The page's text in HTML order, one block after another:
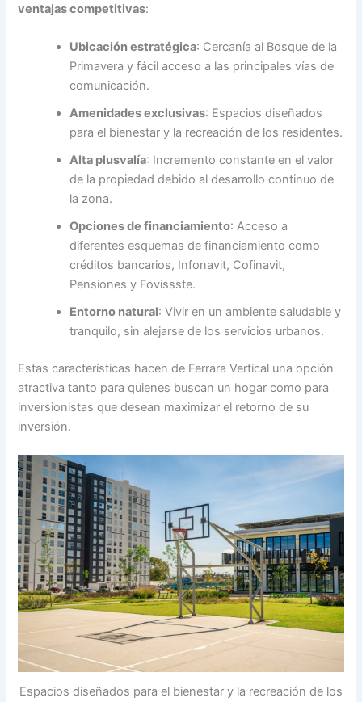
ventajas competitivas:
Ubicación estratégica: Cercanía al Bosque de la
Primavera y fácil acceso a las principales vías de
comunicación.
Amenidades exclusivas: Espacios diseñados
para el bienestar y la recreación de los residentes.
Alta plusvalía: Incremento constante en el valor
de la propiedad debido al desarrollo continuo de
la zona.
Opciones de financiamiento: Acceso a
diferentes esquemas de financiamiento como
créditos bancarios, Infonavit, Cofinavit,
Pensiones y Fovissste.
Entorno natural: Vivir en un ambiente saludable y
tranquilo, sin alejarse de los servicios urbanos.
Estas características hacen de Ferrara Vertical una opción
atractiva tanto para quienes buscan un hogar como para
inversionistas que desean maximizar el retorno de su
inversión.
Espacios diseñados para el bienestar y la recreación de los